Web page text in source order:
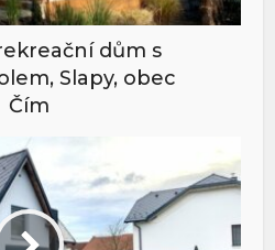
dům s
Slapy, obec
Čím